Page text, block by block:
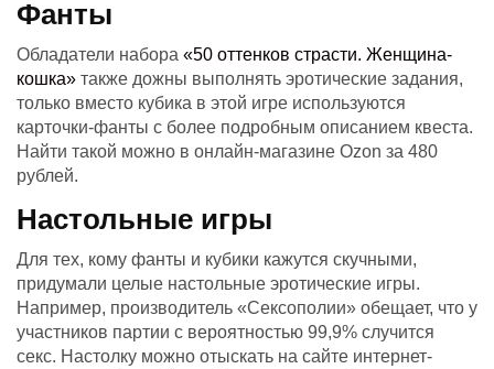
Фанты
Обладатели набора «50 оттенков страсти. Женщина-
кошка» также дожны выполнять эротические задания,
только вместо кубика в этой игре используются
карточки-фанты с более подробным описанием квеста.
Найти такой можно в онлайн-магазине Ozon за 480
рублей.
Настольные игры
Для тех, кому фанты и кубики кажутся скучными,
придумали целые настольные эротические игры.
Например, производитель «Сексополии» обещает, что у
участников партии с вероятностью 99,9% случится
секс. Настолку можно отыскать на сайте интернет-